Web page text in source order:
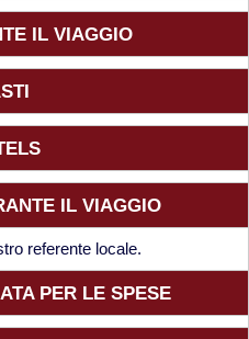
IL VIAGGIO
IL VIAGGIO
referente locale.
PER LE SPESE